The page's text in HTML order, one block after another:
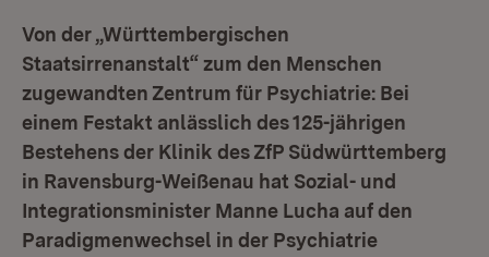
Von der „Württembergischen
Staatsirrenanstalt“ zum den Menschen
zugewandten Zentrum für Psychiatrie: Bei
einem Festakt anlässlich des 125-jährigen
Bestehens der Klinik des ZfP Südwürttemberg
in Ravensburg-Weißenau hat Sozial- und
Integrationsminister Manne Lucha auf den
Paradigmenwechsel in der Psychiatrie